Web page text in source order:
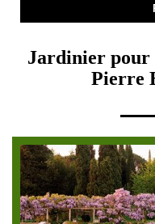
Jardinier pour
Pierre